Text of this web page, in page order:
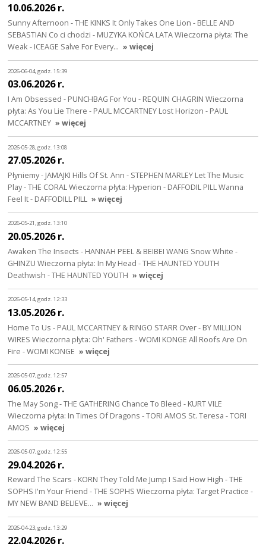
10.06.2026 r.
Sunny Afternoon - THE KINKS It Only Takes One Lion - BELLE AND
SEBASTIAN Co ci chodzi - MUZYKA KOŃCA LATA Wieczorna płyta: The
Weak - ICEAGE Salve For Every… » więcej
2026-06-04, godz. 15:39
03.06.2026 r.
I Am Obsessed - PUNCHBAG For You - REQUIN CHAGRIN Wieczorna
płyta: As You Lie There - PAUL MCCARTNEY Lost Horizon - PAUL
MCCARTNEY » więcej
2026-05-28, godz. 13:08
27.05.2026 r.
Płyniemy - JAMAJKI Hills Of St. Ann - STEPHEN MARLEY Let The Music
Play - THE CORAL Wieczorna płyta: Hyperion - DAFFODIL PILL Wanna
Feel It - DAFFODILL PILL » więcej
2026-05-21, godz. 13:10
20.05.2026 r.
Awaken The Insects - HANNAH PEEL & BEIBEI WANG Snow White -
GHINZU Wieczorna płyta: In My Head - THE HAUNTED YOUTH
Deathwish - THE HAUNTED YOUTH » więcej
2026-05-14, godz. 12:33
13.05.2026 r.
Home To Us - PAUL MCCARTNEY & RINGO STARR Over - BY MILLION
WIRES Wieczorna płyta: Oh' Fathers - WOMI KONGE All Roofs Are On
Fire - WOMI KONGE » więcej
2026-05-07, godz. 12:57
06.05.2026 r.
The May Song - THE GATHERING Chance To Bleed - KURT VILE
Wieczorna płyta: In Times Of Dragons - TORI AMOS St. Teresa - TORI
AMOS » więcej
2026-05-07, godz. 12:55
29.04.2026 r.
Reward The Scars - KORN They Told Me Jump I Said How High - THE
SOPHS I'm Your Friend - THE SOPHS Wieczorna płyta: Target Practice -
MY NEW BAND BELIEVE… » więcej
2026-04-23, godz. 13:29
22.04.2026 r.